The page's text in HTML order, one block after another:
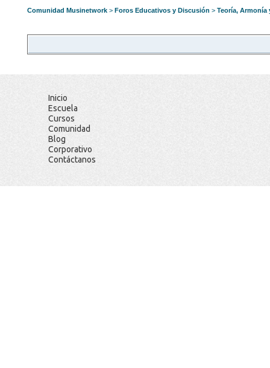
Comunidad Musinetwork > Foros Educativos y Discusión > Teoría,
Inicio
Escuela
Cursos
Comunidad
Blog
Corporativo
Contáctanos